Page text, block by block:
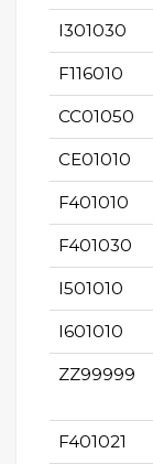
I301030
F116010
CC01050
CE01010
F401010
F401030
I501010
I601010
ZZ99999
F401021